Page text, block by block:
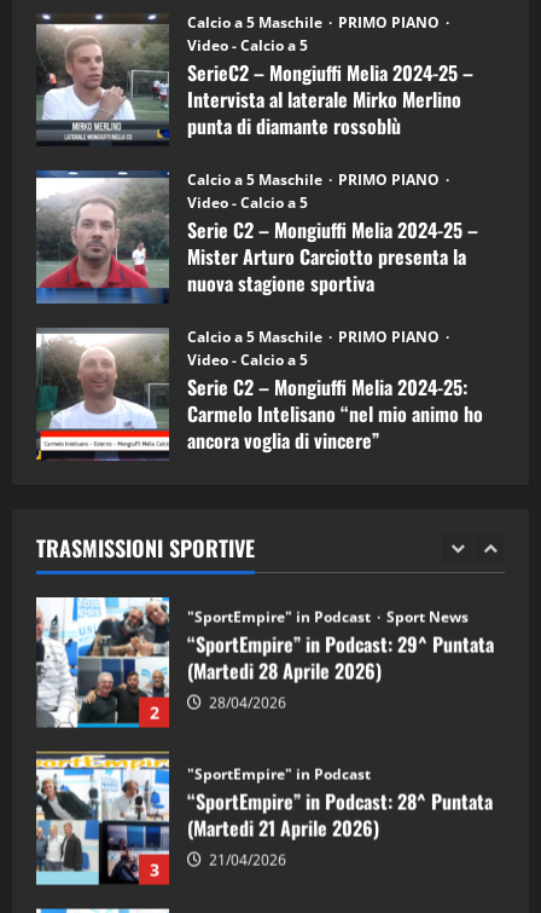
6)
–
Intervista
a
mister
Arturo
Carciotto
(Mongiuffi
Calcio a 5 Maschile
PRIMO PIANO
Video - Calcio a 5
SerieC2 – Mongiuffi Melia 2024-25 –
Intervista al laterale Mirko Merlino
punta di diamante rossoblù
Calcio a 5 Maschile
PRIMO PIANO
Video - Calcio a 5
Serie C2 – Mongiuffi Melia 2024-25 –
Mister Arturo Carciotto presenta la
nuova stagione sportiva
Calcio a 5 Maschile
PRIMO PIANO
Video - Calcio a 5
Serie C2 – Mongiuffi Melia 2024-25:
Carmelo Intelisano “nel mio animo ho
ancora voglia di vincere”
TRASMISSIONI SPORTIVE
4
“SportEmpire” in Podcast: 27^ Puntata
(Martedi 14 Aprile 2026)
15/04/2026
5
“SportEmpire” in Podcast: 26^ Puntata
(Martedi 07 Aprile 2026)
08/04/2026
1
“SportEmpire” in Podcast: 30^ Puntata
(Martedi 05 Maggio 2026)
08/05/2026
2 28/04/2026
3
"SportEmpire" in Podcast
“SportEmpire” in Podcast: 28^ Puntata
(Martedi 21 Aprile 2026)
21/04/2026
4
"SportEmpire" in Podcast
“SportEmpire” in Podcast: 27^ Puntata
(Martedi 14 Aprile 2026)
15/04/2026